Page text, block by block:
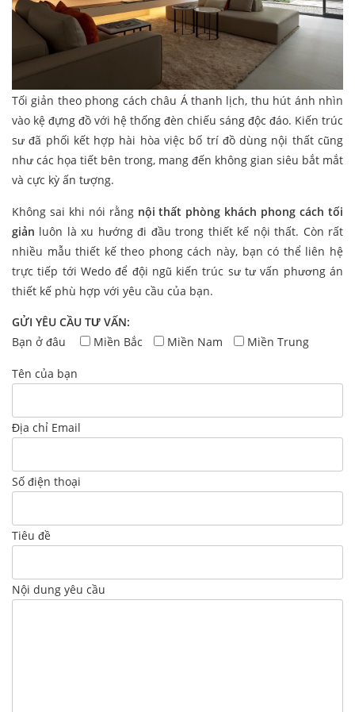
Tối giản theo phong cách châu Á thanh lịch, thu hút ánh nhìn
vào kệ đựng đồ với hệ thống đèn chiếu sáng độc đáo. Kiến trúc
sư đã phối kết hợp hài hòa việc bố trí đồ dùng nội thất cũng
như các họa tiết bên trong, mang đến không gian siêu bắt mắt
và cực kỳ ấn tượng.
Không sai khi nói rằng nội thất phòng khách phong cách tối
giản luôn là xu hướng đi đầu trong thiết kế nội thất. Còn rất
nhiều mẫu thiết kế theo phong cách này, bạn có thể liên hệ
trực tiếp tới Wedo để đội ngũ kiến trúc sư tư vấn phương án
thiết kế phù hợp với yêu cầu của bạn.
GỬI YÊU CẦU TƯ VẤN:
Bạn ở đâu
Miền Bắc Miền Nam Miền Trung
Tên của bạn
Địa chỉ Email
Số điện thoại
Tiêu đề
Nội dung yêu cầu